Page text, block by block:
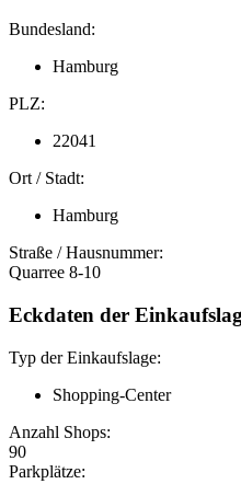
Bundesland:
Hamburg
PLZ:
22041
Ort / Stadt:
Hamburg
Straße / Hausnummer:
Quarree 8-10
Eckdaten der
Typ der Einkaufslage:
Shopping-Center
Anzahl Shops:
90
Parkplätze: